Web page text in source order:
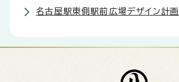
名古屋駅東側駅前広場デザイン計画